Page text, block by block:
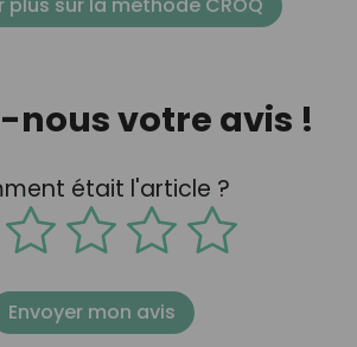
nous votre avis !
était l'article ?
Envoyer mon avis